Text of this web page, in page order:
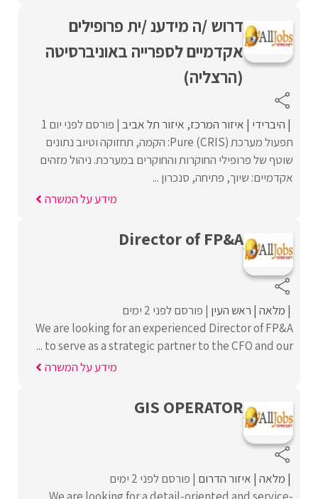
דרוש /ה מידענ /ית פרופילים
אקדמיים לספרייה באוניברסיטה
(הרצליה)
היברידי איזור המרכז איזור תל אביב פורסם לפני יום 1
תפעול מערכת Pure (CRIS): הקמה, תחזוקה וטיוב נתונים
שוטף של פרופילי החוקרות והחוקרים במערכת. ניהול מזהים
אקדמיים: שיוך, פתיחה, סנכרון ...
מידע על המשרה
Director of FP&A
מלאה ראש העין פורסם לפני 2 ימים
We are looking for an experienced Director of FP&A
to serve as a strategic partner to the CFO and our ...
מידע על המשרה
GIS OPERATOR
מלאה איזור הדרום פורסם לפני 2 ימים
We are looking for a detail-oriented and service-